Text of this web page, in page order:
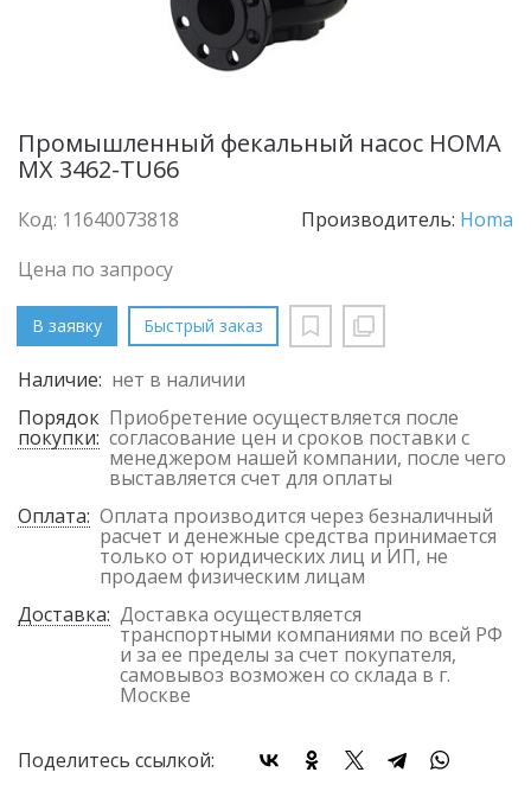
Промышленный фекальный насос HOMA
MX 3462-TU66
Код: 11640073818 Производитель: Homa
Цена по запросу
В заявку Быстрый заказ
Наличие: нет в наличии
Порядок
покупки:
Приобретение осуществляется после
согласование цен и сроков поставки с
менеджером нашей компании, после чего
выставляется счет для оплаты
Оплата: Оплата производится через безналичный
расчет и денежные средства принимается
только от юридических лиц и ИП, не
продаем физическим лицам
Доставка: Доставка осуществляется
транспортными компаниями по всей РФ
и за ее пределы за счет покупателя,
самовывоз возможен со склада в г.
Москве
Поделитесь ссылкой: